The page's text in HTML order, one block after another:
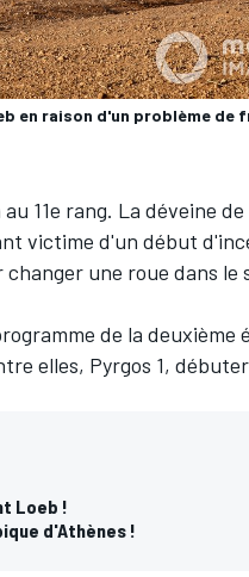
en raison d'un problème de
au 11e rang. La déveine
victime d'un début
une roue dans le
de la deuxième
elles, Pyrgos 1,
Loeb !
d'Athènes !